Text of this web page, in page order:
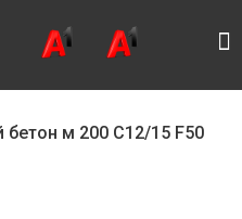
бетон м 200 С12/15 F50